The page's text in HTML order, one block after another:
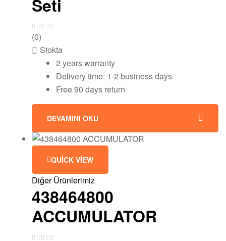
Seti
(0)
Stokta
2 years warranty
Delivery time: 1-2 business days
Free 90 days return
DEVAMINI OKU
QUICK VIEW
Diğer Ürünlerimiz
438464800
ACCUMULATOR